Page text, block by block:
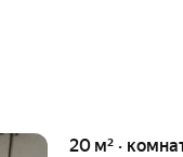
20 м² ·